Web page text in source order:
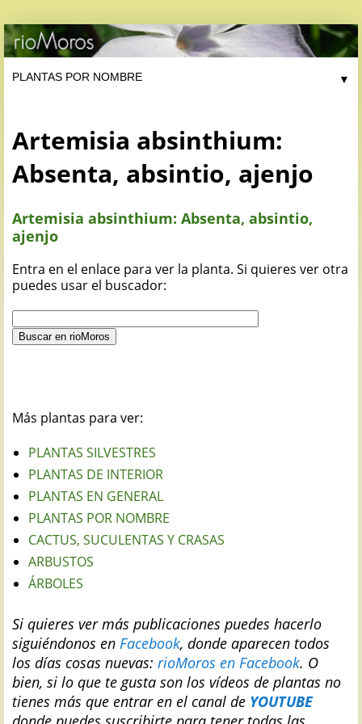
▼
Artemisia absinthium:
Absenta, absintio, ajenjo
Artemisia absinthium: Absenta, absintio,
ajenjo
Entra en el enlace para ver la planta. Si quieres ver otra
puedes usar el buscador:
Más plantas para ver:
PLANTAS SILVESTRES
PLANTAS DE INTERIOR
PLANTAS EN GENERAL
PLANTAS POR NOMBRE
CACTUS, SUCULENTAS Y CRASAS
ARBUSTOS
ÁRBOLES
Si quieres ver más publicaciones puedes hacerlo
siguiéndonos en Facebook, donde aparecen todos
los días cosas nuevas: rioMoros en Facebook. O
bien, si lo que te gusta son los vídeos de plantas no
tienes más que entrar en el canal de YOUTUBE